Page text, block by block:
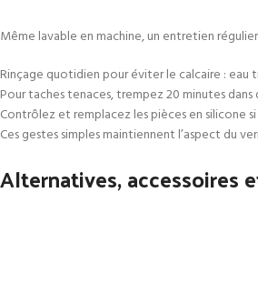
Même lavable en machine, un entretien
Rinçage quotidien pour éviter le calcaire : eau
Pour taches tenaces, trempez 20 minutes
Contrôlez et remplacez les pièces en silicone si
Ces gestes simples maintiennent l’aspect du
Alternatives, accessoires